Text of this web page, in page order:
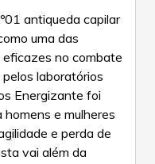
antiqueda capilar
uma das
no combate
laboratórios
Energizante foi
e mulheres
e perda de
vai além da